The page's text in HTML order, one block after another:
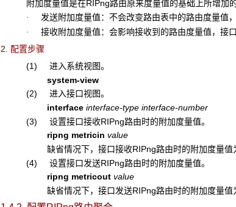
附加度量值是在RIPng路由原来度量值的基础上所增加
· 发送附加度量值：不会改变路由表中的路由度量值
· 接收附加度量值：会影响接收到的路由度量值，接
2. 配置步骤
(1) 进入系统视图。
system-view
(2) 进入接口视图。
interface interface-type interface-number
(3) 设置接口接收RIPng路由时的附加度量值。
ripng metricin value
缺省情况下，接口接收RIPng路由时的附加度量值
(4) 设置接口发送RIPng路由时的附加度量值。
ripng metricout value
缺省情况下，接口发送RIPng路由时的附加度量值